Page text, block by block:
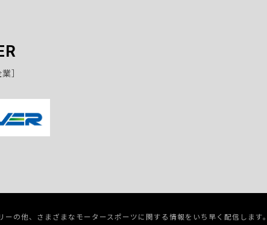
］
の他、さまざまなモータースポーツに関する情報をいち早く配信します。